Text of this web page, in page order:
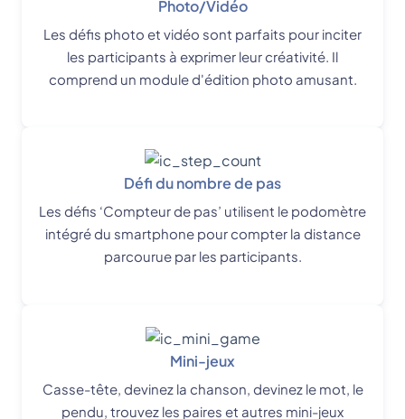
Photo/Vidéo
Les défis photo et vidéo sont parfaits pour inciter
les participants à exprimer leur créativité. Il
comprend un module d'édition photo amusant.
Défi du nombre de pas
Les défis ‘Compteur de pas’ utilisent le podomètre
intégré du smartphone pour compter la distance
parcourue par les participants.
Mini-jeux
Casse-tête, devinez la chanson, devinez le mot, le
pendu, trouvez les paires et autres mini-jeux